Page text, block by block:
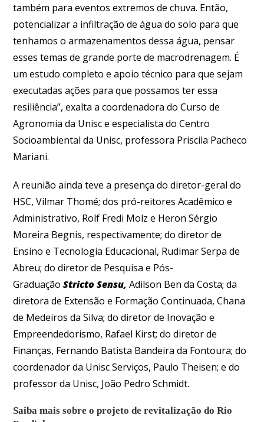
também para eventos extremos de chuva. Então,
potencializar a infiltração de água do solo para que
tenhamos o armazenamentos dessa água, pensar
esses temas de grande porte de macrodrenagem. É
um estudo completo e apoio técnico para que sejam
executadas ações para que possamos ter essa
resiliência”, exalta a coordenadora do Curso de
Agronomia da Unisc e especialista do Centro
Socioambiental da Unisc, professora Priscila Pacheco
Mariani.
A reunião ainda teve a presença do diretor-geral do
HSC, Vilmar Thomé; dos pró-reitores Acadêmico e
Administrativo, Rolf Fredi Molz e Heron Sérgio
Moreira Begnis, respectivamente; do diretor de
Ensino e Tecnologia Educacional, Rudimar Serpa de
Abreu; do diretor de Pesquisa e Pós-
GraduaçãoStricto Sensu,Adilson Ben da Costa; da
diretora de Extensão e Formação Continuada, Chana
de Medeiros da Silva; do diretor de Inovação e
Empreendedorismo, Rafael Kirst; do diretor de
Finanças, Fernando Batista Bandeira da Fontoura; do
coordenador da Unisc Serviços, Paulo Theisen; e do
professor da Unisc, João Pedro Schmidt.
Saiba mais sobre o projeto de revitalização do Rio